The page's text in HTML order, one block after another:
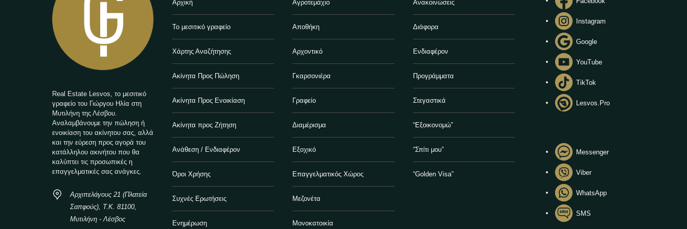
Real Estate Lesvos, το μεσιτικό
γραφείο του Γιώργου Ηλία στη
Μυτιλήνη της Λέσβου.
Αναλαμβάνουμε την πώληση ή
ενοικίαση του ακίνητου σας, αλλά
και την εύρεση προς αγορά του
κατάλληλου ακινήτου που θα
καλύπτει τις προσωπικές η
επαγγελματικές σας ανάγκες.
Αρχιπελάγους 21 (Πλατεία
Σαπφούς), Τ.Κ. 81100,
Μυτιλήνη - Λέσβος
Αρχική
Το μεσιτικό γραφείο
Χάρτης Αναζήτησης
Ακίνητα Προς Πώληση
Ακίνητα Προς Ενοικίαση
Ακίνητα προς Ζήτηση
Ανάθεση / Ενδιαφέρον
Όροι Χρήσης
Συχνές Ερωτήσεις
Ενημέρωση
Αγροτεμάχιο
Αποθήκη
Αρχοντικό
Γκαρσονιέρα
Γραφείο
Διαμέρισμα
Εξοχικό
Επαγγελματικός Χώρος
Μεζονέτα
Μονοκατοικία
Ανακοινώσεις
Διάφορα
Ενδιαφέρον
Προγράμματα
Στεγαστικά
“Εξοικονομώ”
“Σπίτι μου”
“Golden Visa”
Instagram
Google
YouTube
TikTok
Lesvos.Pro
Messenger
Viber
WhatsApp
SMS